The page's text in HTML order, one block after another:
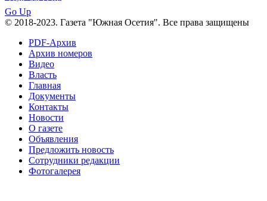
№96+97 30 июля 2016 г
№97 11 августа 2012 г
№97 30 июля 2015 г
№98 2 августа 2016 г
августа 2013 г
№98+99 11 июля 2017 г
августа 2016 г
августа 2012 г
Go Up
© 2018-2023. Газета "Южная Осетия". Все права защищены
PDF-Архив
Архив номеров
Видео
Власть
Главная
Документы
Контакты
Новости
О газете
Объявления
Предложить новость
Сотрудники редакции
Фотогалерея